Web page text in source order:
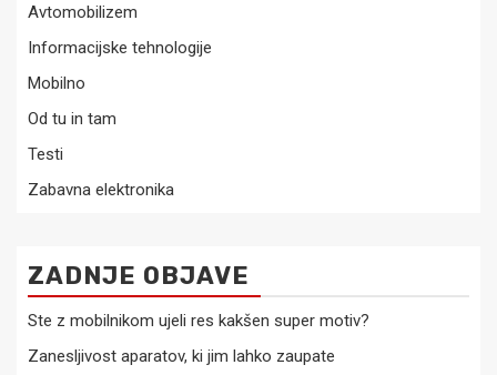
Avtomobilizem
Informacijske tehnologije
Mobilno
Od tu in tam
Testi
Zabavna elektronika
ZADNJE OBJAVE
Ste z mobilnikom ujeli res kakšen super motiv?
Zanesljivost aparatov, ki jim lahko zaupate